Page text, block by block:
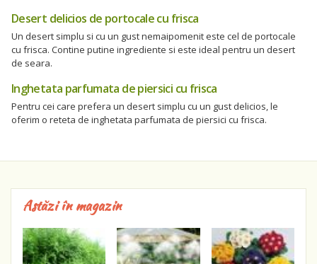
Desert delicios de portocale cu frisca
Un desert simplu si cu un gust nemaipomenit este cel de portocale
cu frisca. Contine putine ingrediente si este ideal pentru un desert
de seara.
Inghetata parfumata de piersici cu frisca
Pentru cei care prefera un desert simplu cu un gust delicios, le
oferim o reteta de inghetata parfumata de piersici cu frisca.
Astăzi în magazin